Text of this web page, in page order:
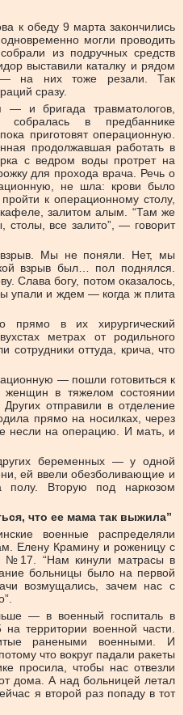
к обеду 9 марта закончились
могли проводить
из подручных средств
выставили каталку и рядом
на них тоже резали. Так
сразу.
и бригада травматологов,
собралась в предбаннике
приготовят операционную.
продолжавшая работать в
с ведром воды протрет на
для прохода врача. Речь о
не шла: крови было
к операционному столу,
залитом алым. “Там же
столы, все залито”, — говорит
Мы не поняли. Нет, мы
взрыв был… пол поднялся.
Слава богу, потом оказалось,
упали и ждем — когда ж плита
прямо в их хирургический
метрах от родильного
сотрудники оттуда, крича, что
— пошли готовиться к
женщин в тяжелом состоянии
отправили в отделение
прямо на носилках, через
несли на операцию. И мать, и
беременных — у одной
ей ввели обезболивающие и
полу. Вторую под наркозом
что ее мама так выжила”
военные распределяли
Елену Крамину и роженицу с
№17. “Нам кинули матрасы в
больницы было на первой
возмущались, зачем нас с
— в военный госпиталь в
территории военной части.
ранеными военными. И
что вокруг падали ракеты
просила, чтобы нас отвезли
дома. А над больницей летал
я второй раз попаду в тот